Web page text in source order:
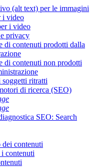
(alt text) per le immagini
i video
i video
privacy
di contenuti prodotti dalla
di contenuti non prodotti
soggetti ritratti
di ricerca (SEO)
SEO: Search
dei contenuti
contenuti